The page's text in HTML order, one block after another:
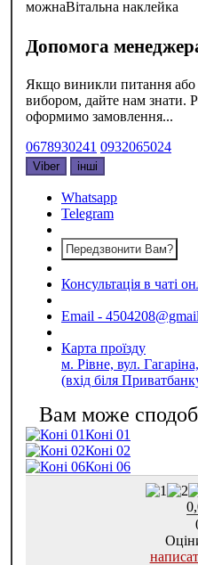
можнаВітальна наклейка
Допомога
Якщо виникли питання або
вибором, дайте нам знати.
оформимо замовлення...
0678930241 0932065024
Viber інші
Whatsapp
Telegram
Передзвонити Вам?
Консультація в чаті
Email -
Карта проїзду
м. Рівне, вул.
(вхід біля
Коні 01
Коні 02
Коні 06